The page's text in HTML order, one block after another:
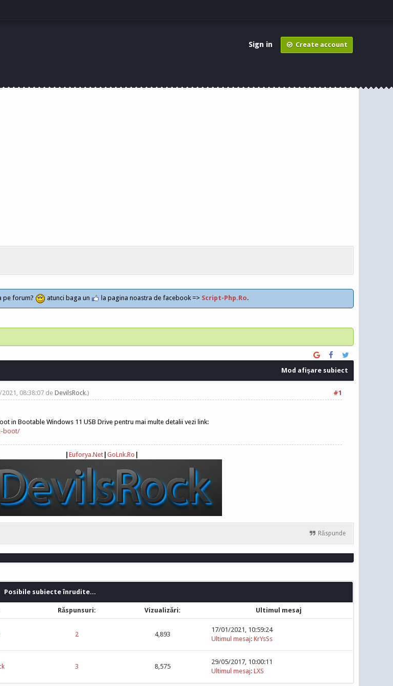
Sign in Create account
pe forum? atunci baga un la pagina noastra de facebook => Script-Php.Ro.
Mod afişare subiect
#1
08:38:07 deDevilsRock.)
in Bootable Windows 11 USB Drive pentru mai multe detalii vezi link:
boot/
|Euforya.Net |GoLnk.Ro
Răspunde
Posibile subiecte înrudite...
Răspunsuri: Vizualizări: Ultimul mesaj
2 4,893
17/01/2021, 10:59:24
Ultimul mesaj: KrYsSs
3 8,575
29/05/2017, 10:00:11
Ultimul mesaj: LXS